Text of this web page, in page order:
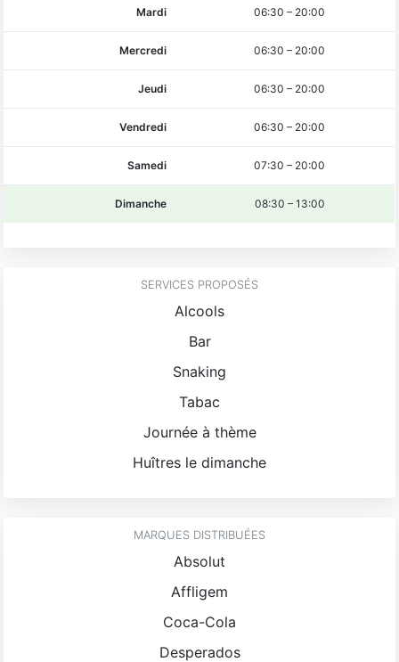
Mardi 06:30 – 20:00
Mercredi 06:30 – 20:00
Jeudi 06:30 – 20:00
Vendredi 06:30 – 20:00
Samedi 07:30 – 20:00
Dimanche 08:30 – 13:00
SERVICES PROPOSÉS
Alcools
Bar
Snaking
Tabac
Journée à thème
Huîtres le dimanche
MARQUES DISTRIBUÉES
Absolut
Affligem
Coca-Cola
Desperados